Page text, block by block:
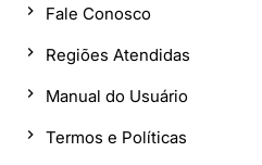
Fale Conosco
Regiões Atendidas
Manual do Usuário
Termos e Políticas